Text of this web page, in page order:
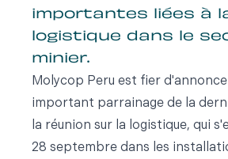
importantes liées à
logistique dans le
minier.
Molycop Peru est fier
important parrainage de la
la réunion sur la logistique, qui
28 septembre dans les